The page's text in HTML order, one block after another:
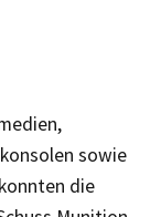
sowie
die